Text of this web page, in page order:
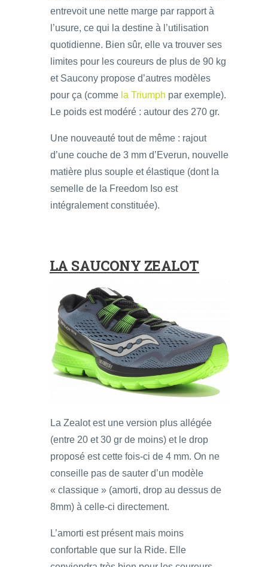
entrevoit une nette marge par rapport à
l’usure, ce qui la destine à l’utilisation
quotidienne. Bien sûr, elle va trouver ses
limites pour les coureurs de plus de 90 kg
et Saucony propose d’autres modèles
pour ça (comme la Triumph par exemple).
Le poids est modéré : autour des 270 gr.
Une nouveauté tout de même : rajout
d’une couche de 3 mm d’Everun, nouvelle
matière plus souple et élastique (dont la
semelle de la Freedom Iso est
intégralement constituée).
LA SAUCONY ZEALOT
La Zealot est une version plus allégée
(entre 20 et 30 gr de moins) et le drop
proposé est cette fois-ci de 4 mm. On ne
conseille pas de sauter d’un modèle
« classique » (amorti, drop au dessus de
8mm) à celle-ci directement.
L’amorti est présent mais moins
confortable que sur la Ride. Elle